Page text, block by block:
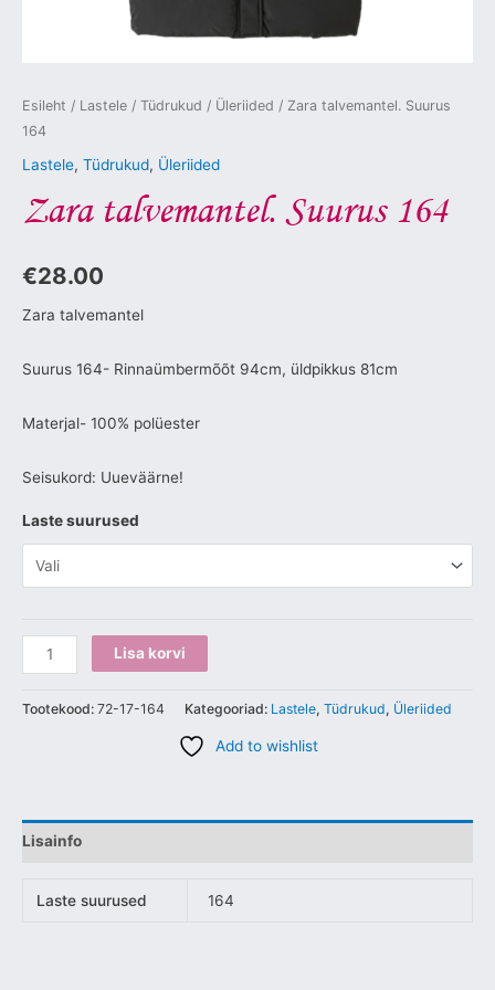
Esileht / Lastele / Tüdrukud / Üleriided / Zara talvemantel. Suurus
164
Lastele, Tüdrukud, Üleriided
Zara talvemantel. Suurus 164
€28.00
Zara talvemantel
Suurus 164- Rinnaümbermõõt 94cm, üldpikkus 81cm
Materjal- 100% polüester
Seisukord: Uueväärne!
Laste suurused
Lisa korvi
Tootekood: 72-17-164 Kategooriad: Lastele, Tüdrukud, Üleriided
Add to wishlist
Lisainfo
Laste suurused 164